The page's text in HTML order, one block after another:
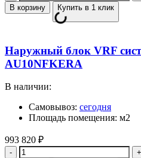
В корзину Купить в 1 клик
Наружный блок VRF
AU10NFKERA
В наличии:
Самовывоз: сегодня
Площадь помещения: м2
993 820 ₽
Количество